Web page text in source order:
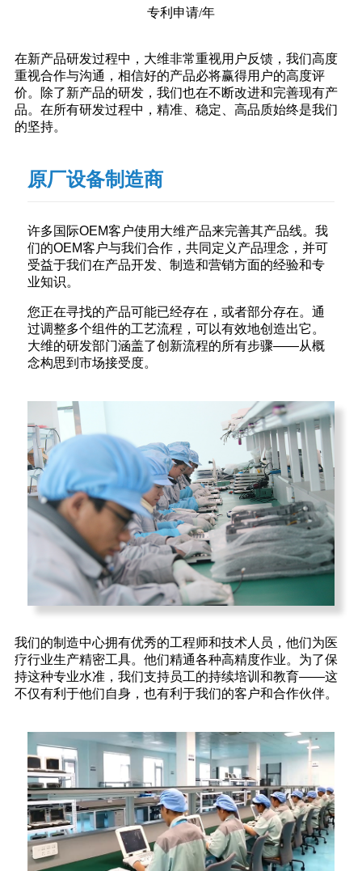
专利申请/年
在新产品研发过程中，大维非常重视用户反馈，我们高度
重视合作与沟通，相信好的产品必将赢得用户的高度评
价。除了新产品的研发，我们也在不断改进和完善现有产
品。在所有研发过程中，精准、稳定、高品质始终是我们
的坚持。
原厂设备制造商
许多国际OEM客户使用大维产品来完善其产品线。我
们的OEM客户与我们合作，共同定义产品理念，并可
受益于我们在产品开发、制造和营销方面的经验和专
业知识。
您正在寻找的产品可能已经存在，或者部分存在。通
过调整多个组件的工艺流程，可以有效地创造出它。
大维的研发部门涵盖了创新流程的所有步骤——从概
念构思到市场接受度。
我们的制造中心拥有优秀的工程师和技术人员，他们为医
疗行业生产精密工具。他们精通各种高精度作业。为了保
持这种专业水准，我们支持员工的持续培训和教育——这
不仅有利于他们自身，也有利于我们的客户和合作伙伴。